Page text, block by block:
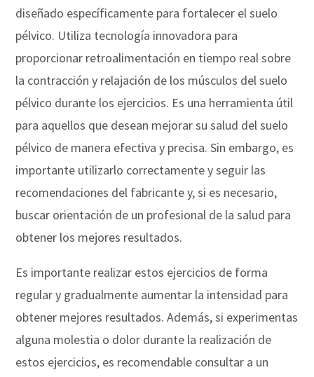
diseñado específicamente para fortalecer el suelo
pélvico. Utiliza tecnología innovadora para
proporcionar retroalimentación en tiempo real sobre
la contracción y relajación de los músculos del suelo
pélvico durante los ejercicios. Es una herramienta útil
para aquellos que desean mejorar su salud del suelo
pélvico de manera efectiva y precisa. Sin embargo, es
importante utilizarlo correctamente y seguir las
recomendaciones del fabricante y, si es necesario,
buscar orientación de un profesional de la salud para
obtener los mejores resultados.
Es importante realizar estos ejercicios de forma
regular y gradualmente aumentar la intensidad para
obtener mejores resultados. Además, si experimentas
alguna molestia o dolor durante la realización de
estos ejercicios, es recomendable consultar a un